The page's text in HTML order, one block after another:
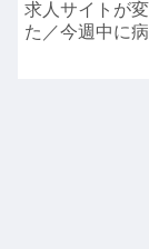
求人サイトが
た／今週中に